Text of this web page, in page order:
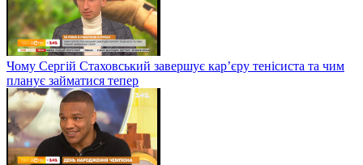
Чому Сергій Стаховський завершує кар’єру тенісиста та чим
планує займатися тепер